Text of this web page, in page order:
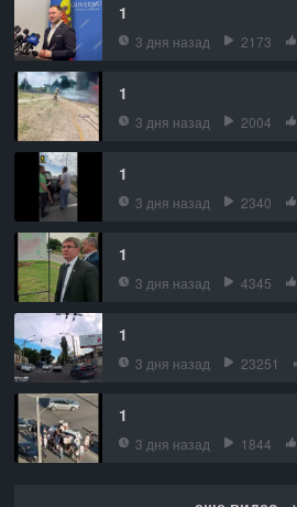
1
3 дня назад 2173
1
3 дня назад 2004
1
3 дня назад 2340
1
3 дня назад 4345
1
3 дня назад 23251
1
3 дня назад 1844